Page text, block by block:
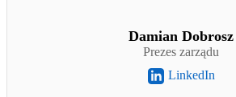
Damian Dobrosz
Prezes zarządu
LinkedIn